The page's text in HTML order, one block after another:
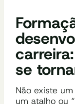
se
Não existe
um atalho ou